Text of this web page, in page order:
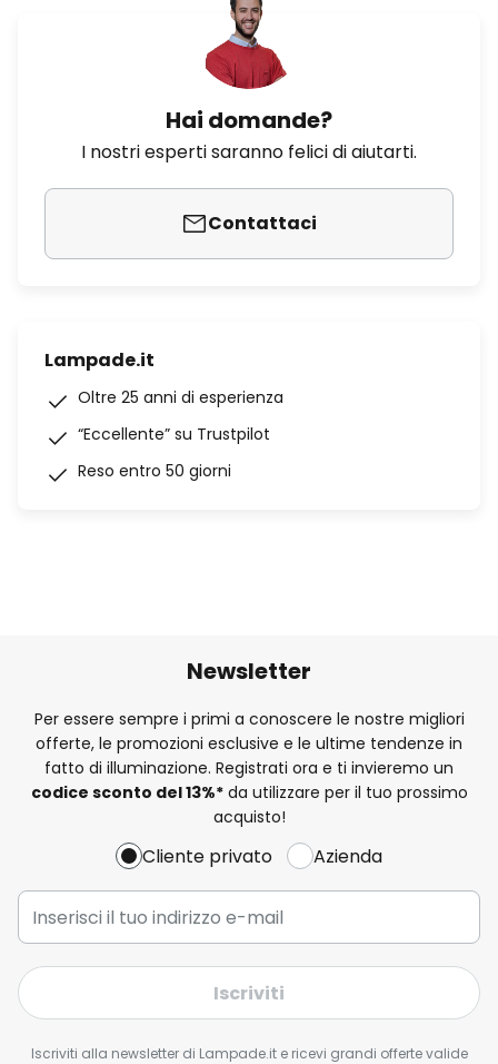
Hai domande?
I nostri esperti saranno felici di aiutarti.
Contattaci
Lampade.it
Oltre 25 anni di esperienza
“Eccellente” su Trustpilot
Reso entro 50 giorni
Newsletter
Per essere sempre i primi a conoscere le nostre migliori
offerte, le promozioni esclusive e le ultime tendenze in
fatto di illuminazione. Registrati ora e ti invieremo un
codice sconto del13%*da utilizzare per il tuo prossimo
acquisto!
Cliente privato Azienda
Iscriviti
Iscriviti alla newsletter di Lampade.it e ricevi grandi offerte valide